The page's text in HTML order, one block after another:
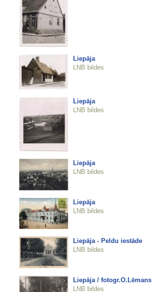
Liepāja
LNB bildes
Liepāja
LNB bildes
Liepāja
LNB bildes
Liepāja
LNB bildes
Liepāja - Peldu iestāde
LNB bildes
Liepāja / fotogr.O.Lēmans
LNB bildes